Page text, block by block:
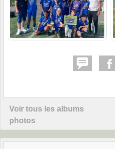
Voir tous les albums
photos